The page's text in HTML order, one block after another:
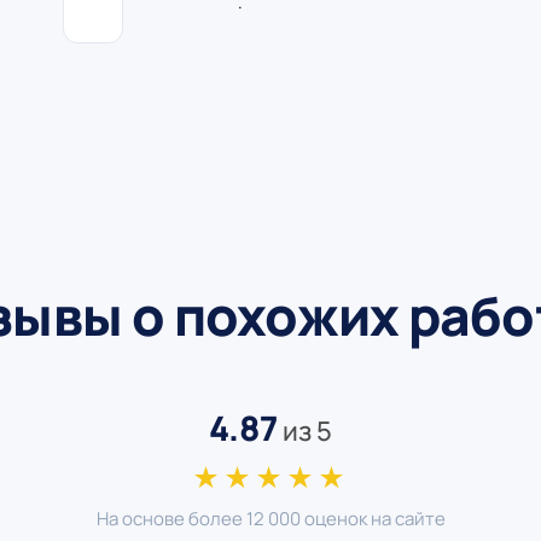
о похожих
4.87 из 5
★★★★★
На основе более 12 000 оценок на сайте